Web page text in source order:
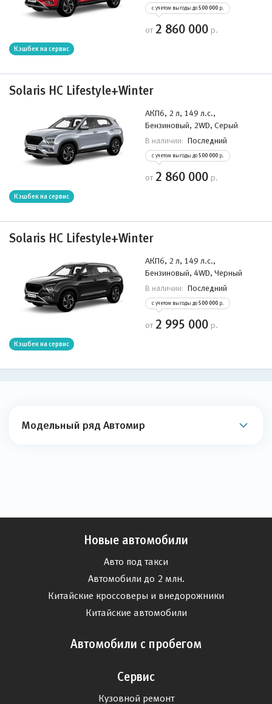
с учетом выгоды до 500 000 р.
от 2 860 000 р.
Кэшбек на сервис
Solaris HC Lifestyle+Winter
АКП6, 2 л, 149 л.с.,
Бензиновый, 2WD, Серый
В наличии: Последний
с учетом выгоды до 500 000 р.
от 2 860 000 р.
Кэшбек на сервис
Solaris HC Lifestyle+Winter
АКП6, 2 л, 149 л.с.,
Бензиновый, 4WD, Черный
В наличии: Последний
с учетом выгоды до 500 000 р.
от 2 995 000 р.
Кэшбек на сервис
Модельный ряд Автомир
Новые автомобили
Авто под такси
Автомобили до 2 млн.
Китайские кроссоверы и внедорожники
Китайские автомобили
Автомобили с пробегом
Сервис
Кузовной ремонт